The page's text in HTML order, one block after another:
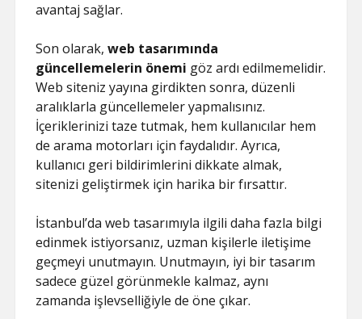
avantaj sağlar.
Son olarak,web tasarımında
güncellemelerin önemi göz ardı edilmemelidir.
Web siteniz yayına girdikten sonra, düzenli
aralıklarla güncellemeler yapmalısınız.
İçeriklerinizi taze tutmak, hem kullanıcılar hem
de arama motorları için faydalıdır. Ayrıca,
kullanıcı geri bildirimlerini dikkate almak,
sitenizi geliştirmek için harika bir fırsattır.
İstanbul’da web tasarımıyla ilgili daha fazla bilgi
edinmek istiyorsanız, uzman kişilerle iletişime
geçmeyi unutmayın. Unutmayın, iyi bir tasarım
sadece güzel görünmekle kalmaz, aynı
zamanda işlevselliğiyle de öne çıkar.